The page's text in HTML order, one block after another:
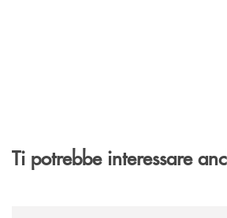
Ti potrebbe interessare